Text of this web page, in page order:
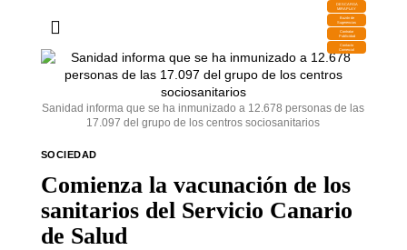
DESCARGA
MIRAPLAY
Buzón de
Sugerencias
Contratar
Publicidad
Contacto
Comercial
Sanidad informa que se ha inmunizado a 12.678 personas de las
17.097 del grupo de los centros sociosanitarios
SOCIEDAD
Comienza la vacunación de los
sanitarios del Servicio Canario
de Salud